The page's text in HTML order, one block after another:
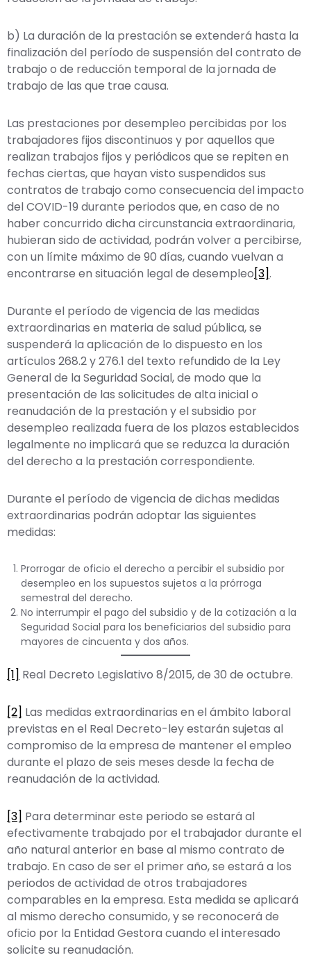
b) La duración de la prestación se extenderá hasta la
finalización del período de suspensión del contrato de
trabajo o de reducción temporal de la jornada de
trabajo de las que trae causa.
Las prestaciones por desempleo percibidas por los
trabajadores fijos discontinuos y por aquellos que
realizan trabajos fijos y periódicos que se repiten en
fechas ciertas, que hayan visto suspendidos sus
contratos de trabajo como consecuencia del impacto
del COVID-19 durante periodos que, en caso de no
haber concurrido dicha circunstancia extraordinaria,
hubieran sido de actividad, podrán volver a percibirse,
con un límite máximo de 90 días, cuando vuelvan a
encontrarse en situación legal de desempleo[3].
Durante el período de vigencia de las medidas
extraordinarias en materia de salud pública, se
suspenderá la aplicación de lo dispuesto en los
artículos 268.2 y 276.1 del texto refundido de la Ley
General de la Seguridad Social, de modo que la
presentación de las solicitudes de alta inicial o
reanudación de la prestación y el subsidio por
desempleo realizada fuera de los plazos establecidos
legalmente no implicará que se reduzca la duración
del derecho a la prestación correspondiente.
Durante el período de vigencia de dichas medidas
extraordinarias podrán adoptar las siguientes
medidas:
Prorrogar de oficio el derecho a percibir el subsidio por
desempleo en los supuestos sujetos a la prórroga
semestral del derecho.
No interrumpir el pago del subsidio y de la cotización a la
Seguridad Social para los beneficiarios del subsidio para
mayores de cincuenta y dos años.
[1] Real Decreto Legislativo 8/2015, de 30 de octubre.
[2] Las medidas extraordinarias en el ámbito laboral
previstas en el Real Decreto-ley estarán sujetas al
compromiso de la empresa de mantener el empleo
durante el plazo de seis meses desde la fecha de
reanudación de la actividad.
[3] Para determinar este periodo se estará al
efectivamente trabajado por el trabajador durante el
año natural anterior en base al mismo contrato de
trabajo. En caso de ser el primer año, se estará a los
periodos de actividad de otros trabajadores
comparables en la empresa. Esta medida se aplicará
al mismo derecho consumido, y se reconocerá de
oficio por la Entidad Gestora cuando el interesado
solicite su reanudación.